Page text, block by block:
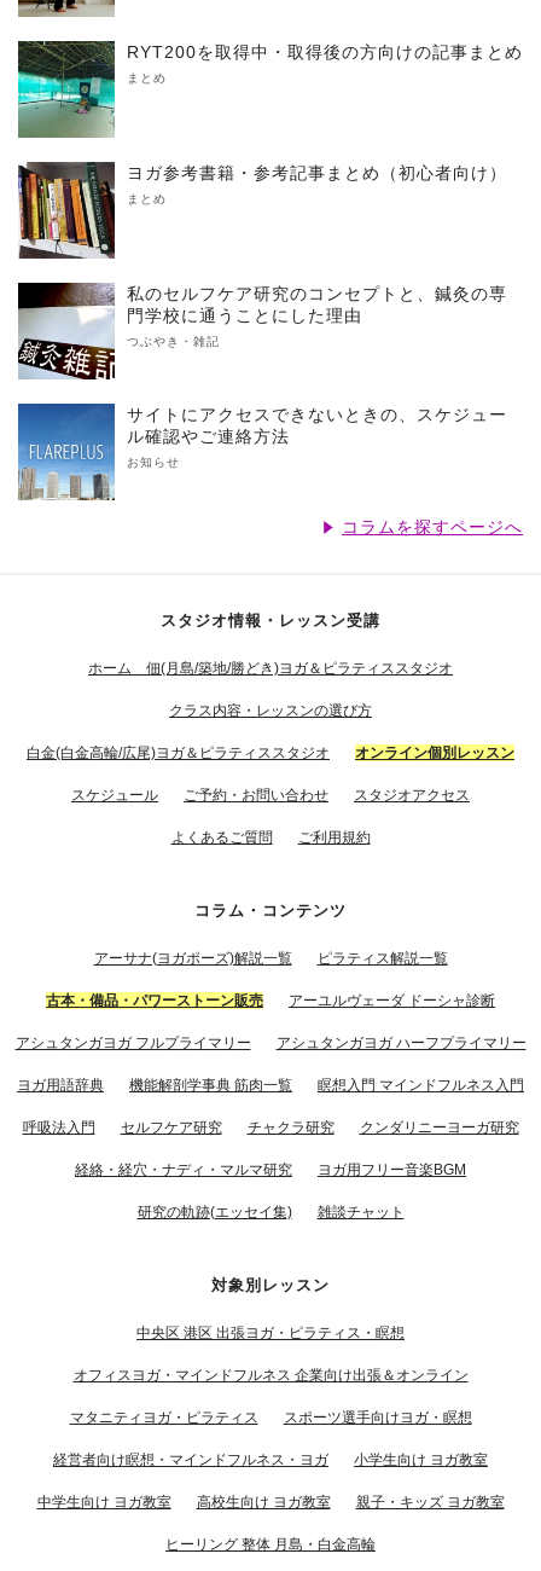
RYT200を取得中・取得後の方向けの記事まとめ
まとめ
ヨガ参考書籍・参考記事まとめ（初心者向け）
まとめ
私のセルフケア研究のコンセプトと、鍼灸の専
門学校に通うことにした理由
つぶやき・雑記
サイトにアクセスできないときの、スケジュー
ル確認やご連絡方法
お知らせ
コラムを探すページへ
スタジオ情報・レッスン受講
ホーム 佃(月島/築地/勝どき)ヨガ＆ピラティススタジオ
クラス内容・レッスンの選び方
白金(白金高輪/広尾)ヨガ＆ピラティススタジオ オンライン個別レッスン
スケジュール ご予約・お問い合わせ スタジオアクセス
よくあるご質問 ご利用規約
コラム・コンテンツ
アーサナ(ヨガポーズ)解説一覧 ピラティス解説一覧
古本・備品・パワーストーン販売 アーユルヴェーダ ドーシャ診断
アシュタンガヨガ フルプライマリー アシュタンガヨガ ハーフプライマリー
ヨガ用語辞典 機能解剖学事典 筋肉一覧 瞑想入門 マインドフルネス入門
呼吸法入門 セルフケア研究 チャクラ研究 クンダリニーヨーガ研究
経絡・経穴・ナディ・マルマ研究 ヨガ用フリー音楽BGM
研究の軌跡(エッセイ集) 雑談チャット
対象別レッスン
中央区 港区 出張ヨガ・ピラティス・瞑想
オフィスヨガ・マインドフルネス 企業向け出張＆オンライン
マタニティヨガ・ピラティス スポーツ選手向けヨガ・瞑想
経営者向け瞑想・マインドフルネス・ヨガ 小学生向け ヨガ教室
中学生向け ヨガ教室 高校生向け ヨガ教室 親子・キッズ ヨガ教室
ヒーリング 整体 月島・白金高輪